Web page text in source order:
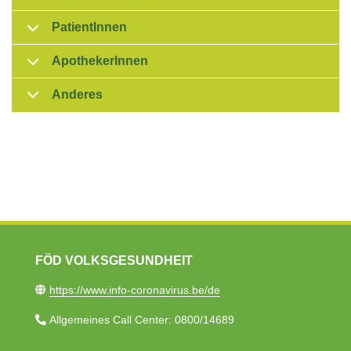
PatientInnen
ApothekerInnen
Anderes
FÖD VOLKSGESUNDHEIT
https://www.info-coronavirus.be/de​
Allgemeines Call Center: 0800/14689​